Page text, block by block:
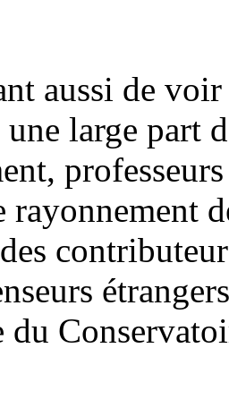
aussi de voir
large part
rayonnement
du